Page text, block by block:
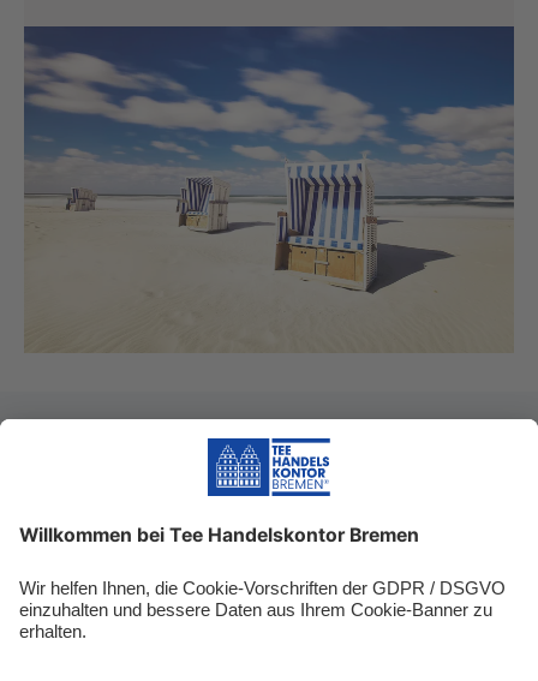
Biozertifizierung
Kontrollstelle DE-ÖKO-070